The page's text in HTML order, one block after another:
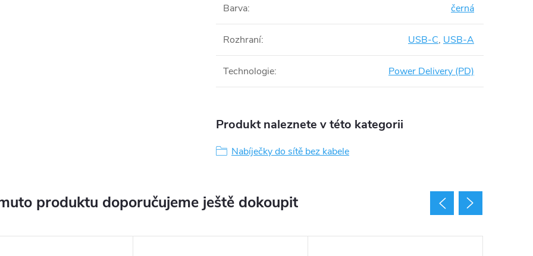
Barva: černá
Rozhraní: USB-C, USB-A
Technologie: Power Delivery (PD)
Produkt naleznete v této kategorii
Nabíječky do sítě bez kabele
produktu doporučujeme ještě dokoupit